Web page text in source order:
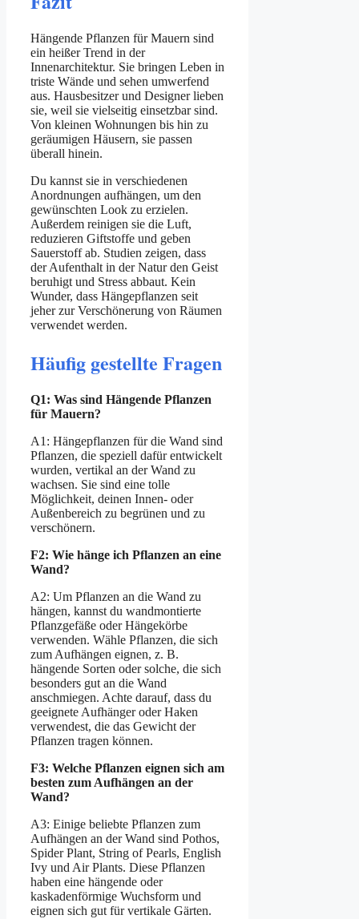
Hängende Pflanzen für Mauern sind
ein heißer Trend in der
Innenarchitektur. Sie bringen Leben in
triste Wände und sehen umwerfend
aus. Hausbesitzer und Designer lieben
sie, weil sie vielseitig einsetzbar sind.
Von kleinen Wohnungen bis hin zu
geräumigen Häusern, sie passen
überall hinein.
Du kannst sie in verschiedenen
Anordnungen aufhängen, um den
gewünschten Look zu erzielen.
Außerdem reinigen sie die Luft,
reduzieren Giftstoffe und geben
Sauerstoff ab. Studien zeigen, dass
der Aufenthalt in der Natur den Geist
beruhigt und Stress abbaut. Kein
Wunder, dass Hängepflanzen seit
jeher zur Verschönerung von Räumen
verwendet werden.
Häufig gestellte Fragen
Q1: Was sind Hängende Pflanzen
für Mauern?
A1: Hängepflanzen für die Wand sind
Pflanzen, die speziell dafür entwickelt
wurden, vertikal an der Wand zu
wachsen. Sie sind eine tolle
Möglichkeit, deinen Innen- oder
Außenbereich zu begrünen und zu
verschönern.
F2: Wie hänge ich Pflanzen an eine
Wand?
A2: Um Pflanzen an die Wand zu
hängen, kannst du wandmontierte
Pflanzgefäße oder Hängekörbe
verwenden. Wähle Pflanzen, die sich
zum Aufhängen eignen, z. B.
hängende Sorten oder solche, die sich
besonders gut an die Wand
anschmiegen. Achte darauf, dass du
geeignete Aufhänger oder Haken
verwendest, die das Gewicht der
Pflanzen tragen können.
F3: Welche Pflanzen eignen sich am
besten zum Aufhängen an der
Wand?
A3: Einige beliebte Pflanzen zum
Aufhängen an der Wand sind Pothos,
Spider Plant, String of Pearls, English
Ivy und Air Plants. Diese Pflanzen
haben eine hängende oder
kaskadenförmige Wuchsform und
eignen sich gut für vertikale Gärten.